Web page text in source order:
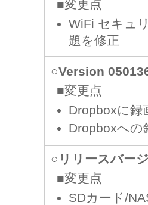
■変更点
WiFi セキュ
題を修正
○Version
■変更点
Dropboxに録
Dropboxへの
○リリースバー
■変更点
SDカード/